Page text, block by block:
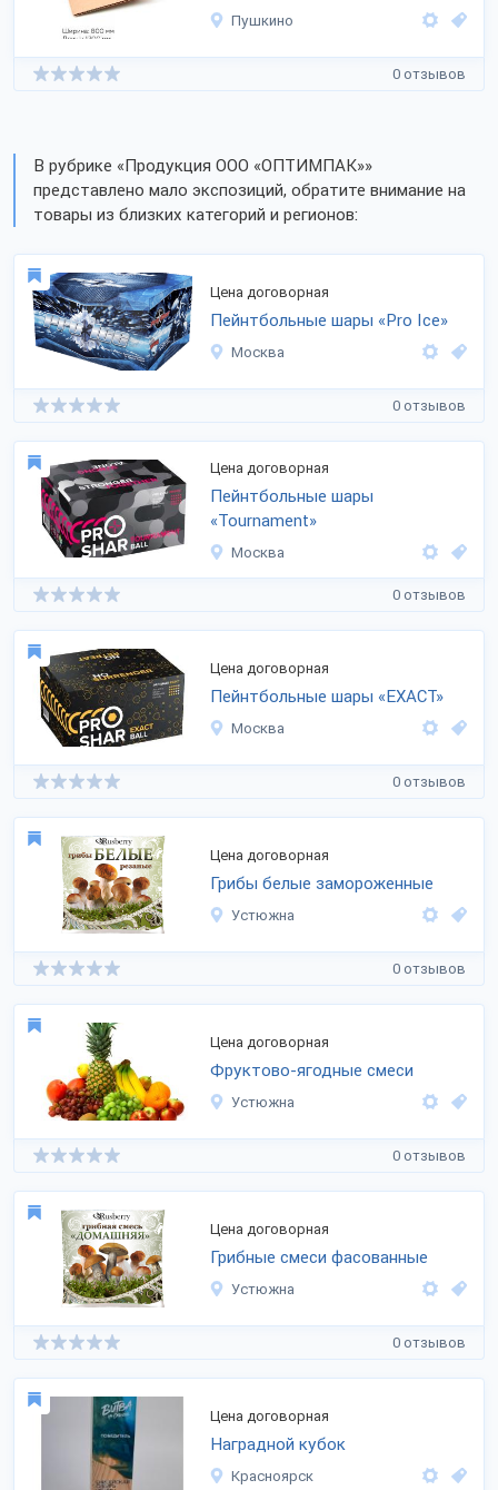
Пушкино
0 отзывов
В рубрике «Продукция ООО «ОПТИМПАК»»
представлено мало экспозиций, обратите внимание на
товары из близких категорий и регионов:
Цена договорная
Пейнтбольные шары «Pro Ice»
Москва
0 отзывов
Цена договорная
Пейнтбольные шары
«Tournament»
Москва
0 отзывов
Цена договорная
Пейнтбольные шары «EXACT»
Москва
0 отзывов
Цена договорная
Грибы белые замороженные
Устюжна
0 отзывов
Цена договорная
Фруктово-ягодные смеси
Устюжна
0 отзывов
Цена договорная
Грибные смеси фасованные
Устюжна
0 отзывов
Цена договорная
Наградной кубок
Красноярск